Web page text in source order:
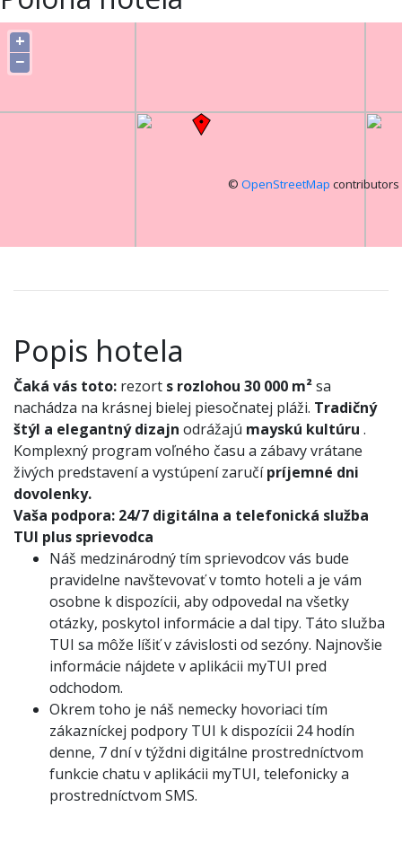
+
−
© OpenStreetMap contributors
Popis hotela
Čaká vás toto: rezort s rozlohou 30 000 m²sa
nachádza na krásnej bielej piesočnatej pláži. Tradičný
štýl a elegantný dizajn odrážajú mayskú kultúru .
Komplexný program voľného času a zábavy vrátane
živých predstavení a vystúpení zaručípríjemné dni
dovolenky.
Vaša podpora: 24/7 digitálna a telefonická služba
TUI plus sprievodca
Náš medzinárodný tím sprievodcov vás bude
pravidelne navštevovať v tomto hoteli a je vám
osobne k dispozícii, aby odpovedal na všetky
otázky, poskytol informácie a dal tipy. Táto služba
TUI sa môže líšiť v závislosti od sezóny. Najnovšie
informácie nájdete v aplikácii myTUI pred
odchodom.
Okrem toho je náš nemecky hovoriaci tím
zákazníckej podpory TUI k dispozícii 24 hodín
denne, 7 dní v týždni digitálne prostredníctvom
funkcie chatu v aplikácii myTUI, telefonicky a
prostredníctvom SMS.